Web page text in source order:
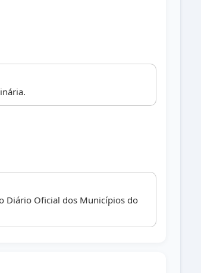
Diário Oficial dos Municípios do